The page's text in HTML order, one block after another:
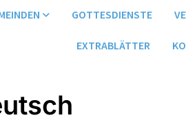
GOTTESDIENSTE
EXTRABLÄTTER